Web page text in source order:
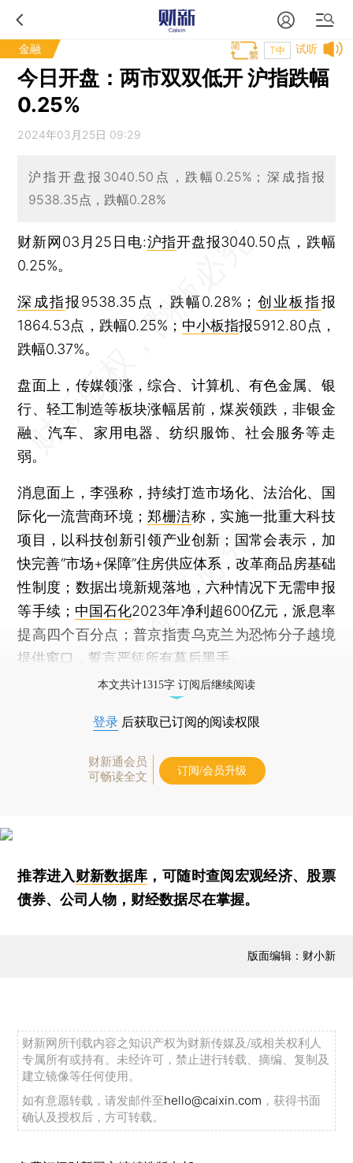
金融 试听
T中
今日开盘：两市双双低开 沪指跌幅
0.25%
2024年03月25日 09:29
沪指开盘报3040.50点，跌幅0.25%；深成指报
9538.35点，跌幅0.28%
财新网03月25日电:沪指开盘报3040.50点，跌幅
0.25%。
深成指报9538.35点，跌幅0.28%； 创业板指报
1864.53点，跌幅0.25%； 中小板指报5912.80点，
跌幅0.37%。
盘面上，传媒领涨，综合、计算机、有色金属、银
行、轻工制造等板块涨幅居前，煤炭领跌，非银金
融、汽车、家用电器、纺织服饰、社会服务等走
弱。
消息面上，李强称，持续打造市场化、法治化、国
际化一流营商环境；郑栅洁称，实施一批重大科技
项目，以科技创新引领产业创新；国常会表示，加
快完善“市场+保障”住房供应体系，改革商品房基础
性制度；数据出境新规落地，六种情况下无需申报
等手续； 中国石化2023年净利超600亿元，派息率
提高四个百分点；普京指责乌克兰为恐怖分子越境
提供窗口，誓言严惩所有幕后黑手。
本文共计1315字 订阅后继续阅读
登录 后获取已订阅的阅读权限
财新通会员
可畅读全文
订阅/会员升级
推荐进入财新数据库 ，可随时查阅宏观经济、股票
债券、公司人物，财经数据尽在掌握。
版面编辑：财小新
财新网所刊载内容之知识产权为财新传媒及/或相关权利人
专属所有或持有。未经许可，禁止进行转载、摘编、复制及
建立镜像等任何使用。
如有意愿转载，请发邮件至hello@caixin.com ，获得书面
确认及授权后，方可转载。